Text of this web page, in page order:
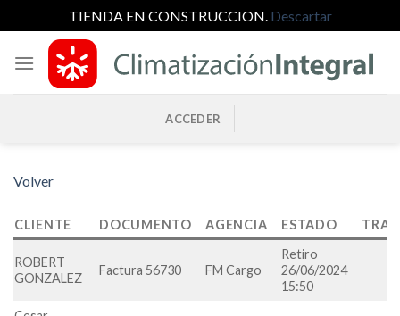
TIENDA EN CONSTRUCCION. Descartar
contenido
ACCEDER
Volver
CLIENTE DOCUMENTO AGENCIA ESTADO
ROBERT
GONZALEZ
Factura 56730 FM Cargo
Retiro
26/06/2024
15:50